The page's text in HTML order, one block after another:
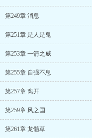
第249章 消息
第251章 是人是鬼
第253章 一箭之威
第255章 自强不息
第257章 离开
第259章 风之国
第261章 龙髓草